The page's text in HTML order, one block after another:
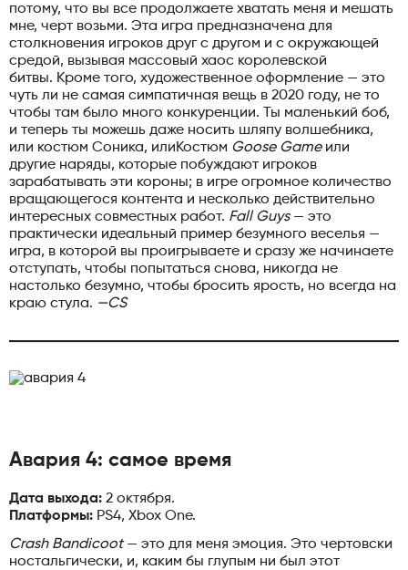
потому, что вы все продолжаете хватать меня и мешать
мне, черт возьми. Эта игра предназначена для
столкновения игроков друг с другом и с окружающей
средой, вызывая массовый хаос королевской
битвы. Кроме того, художественное оформление — это
чуть ли не самая симпатичная вещь в 2020 году, не то
чтобы там было много конкуренции. Ты маленький боб,
и теперь ты можешь даже носить шляпу волшебника,
или костюм Соника, илиКостюм Goose Gameили
другие наряды, которые побуждают игроков
зарабатывать эти короны; в игре огромное количество
вращающегося контента и несколько действительно
интересных совместных работ. Fall Guys— это
практически идеальный пример безумного веселья —
игра, в которой вы проигрываете и сразу же начинаете
отступать, чтобы попытаться снова, никогда не
настолько безумно, чтобы бросить ярость, но всегда на
краю стула. —CS
Авария 4: самое время
Дата выхода: 2 октября.
Платформы: PS4, Xbox One.
Crash Bandicoot— это для меня эмоция. Это чертовски
ностальгически, и, каким бы глупым ни был этот